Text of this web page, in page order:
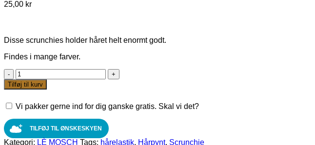
25,00 kr
Disse scrunchies holder håret helt enormt godt.
Findes i mange farver.
Silk
Plain
Karamel
fra
MOSCH
antal
Tilføj til kurv
Vi pakker gerne ind for dig ganske gratis. Skal vi det?
TILFØJ TIL ØNSKESKYEN
Kategori: LÈ MOSCH Tags: hårelastik, Hårpynt, Scrunchie